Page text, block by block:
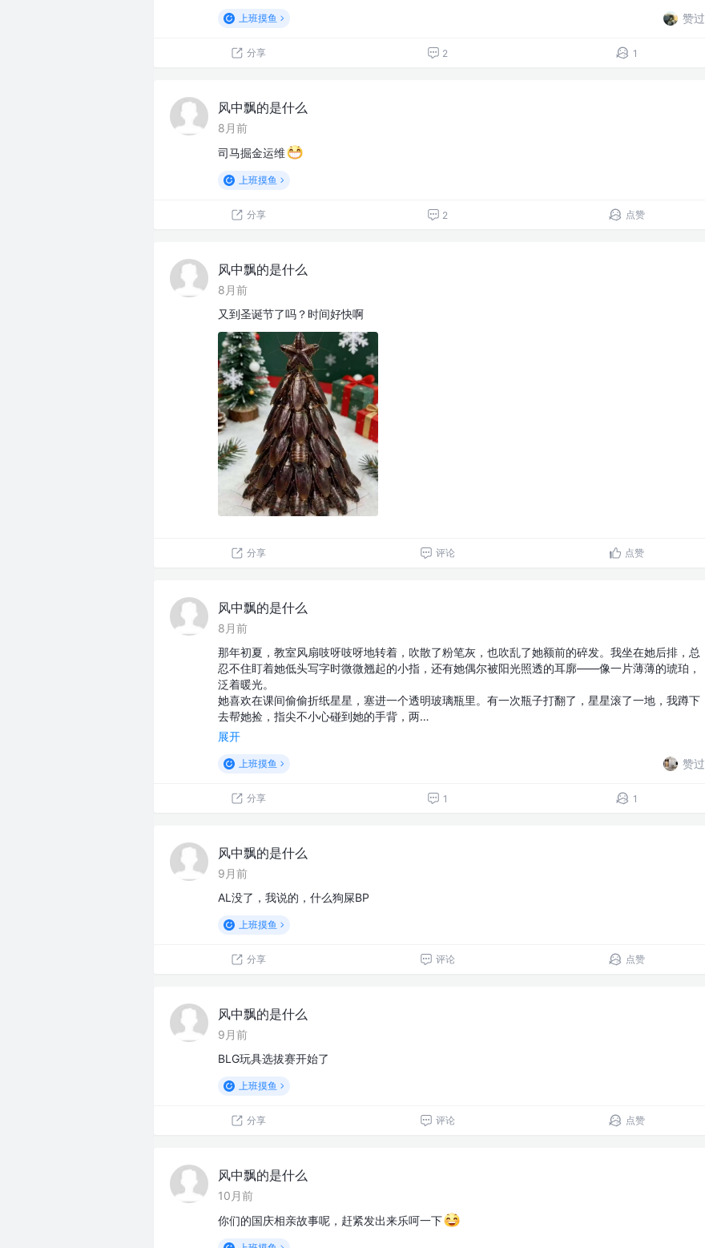
上班摸鱼 赞过
分享 2 1
风中飘的是什么
8月前
司马掘金运维
上班摸鱼
分享 2 点赞
风中飘的是什么
8月前
又到圣诞节了吗？时间好快啊
分享 评论 点赞
风中飘的是什么
8月前
那年初夏，教室风扇吱呀吱呀地转着，吹散了粉笔灰，也吹乱了她额前的碎发。我坐在她后排，总
忍不住盯着她低头写字时微微翘起的小指，还有她偶尔被阳光照透的耳廓——像一片薄薄的琥珀，
泛着暖光。
她喜欢在课间偷偷折纸星星，塞进一个透明玻璃瓶里。有一次瓶子打翻了，星星滚了一地，我蹲下
去帮她捡，指尖不小心碰到她的手背，两…
展开
上班摸鱼 赞过
分享 1 1
风中飘的是什么
9月前
AL没了，我说的，什么狗屎BP
上班摸鱼
分享 评论 点赞
风中飘的是什么
9月前
BLG玩具选拔赛开始了
上班摸鱼
分享 评论 点赞
风中飘的是什么
10月前
你们的国庆相亲故事呢，赶紧发出来乐呵一下